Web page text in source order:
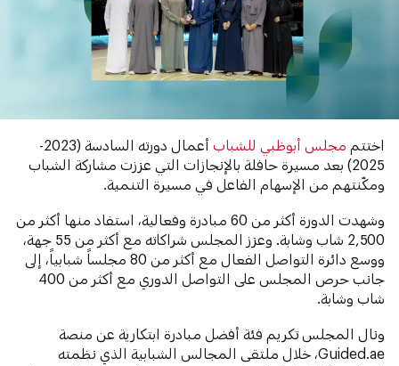
اختتم مجلس أبوظبي للشباب
أعمال دورته السادسة (2023-
2025) بعد مسيرة حافلة بالإنجازات التي عززت مشاركة الشباب
ومكّنتهم من الإسهام الفاعل في مسيرة التنمية.
وشهدت الدورة أكثر من 60 مبادرة وفعالية، استفاد منها أكثر من
2,500 شاب وشابة. وعزز المجلس شراكاته مع أكثر من 55 جهة،
ووسع دائرة التواصل الفعال مع أكثر من 80 مجلساً شبابياً، إلى
جانب حرص المجلس على التواصل الدوري مع أكثر من 400
شاب وشابة.
ونال المجلس تكريم فئة أفضل مبادرة ابتكارية عن منصة
Guided.ae، خلال ملتقى المجالس الشبابية الذي نظمته